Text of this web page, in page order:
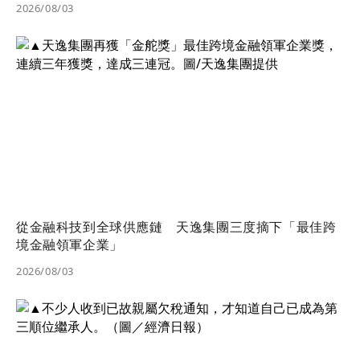
2026/08/03
從金融科技到全球供應鏈 天逸集團三度摘下「最佳跨
境金融領軍企業」
2026/08/03